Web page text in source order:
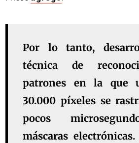
Por lo tanto,
técnica de
patrones en la que
30.000 píxeles se
pocos
máscaras